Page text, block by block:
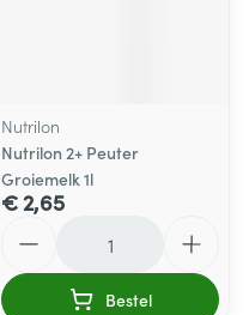
Nutrilon
Nutrilon 2+ Peuter
Groiemelk 1l
€ 2,65
Bestel